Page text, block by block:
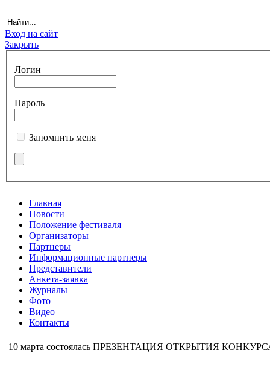
Вход на сайт
Закрыть
Логин
Пароль
Запомнить меня
Главная
Новости
Положение фестиваля
Организаторы
Партнеры
Информационные партнеры
Представители
Анкета-заявка
Журналы
Фото
Видео
Контакты
10 марта состоялась ПРЕЗЕНТАЦИЯ ОТКРЫТИЯ